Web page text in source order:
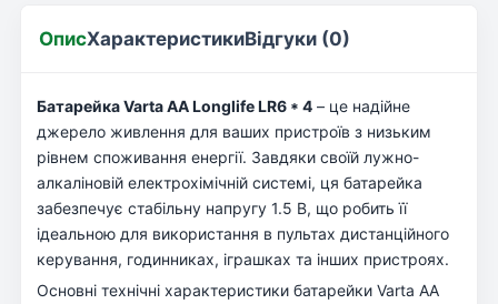
ОписХарактеристикиВідгуки (0)
Батарейка Varta AA Longlife LR6 * 4 – це надійне
джерело живлення для ваших пристроїв з низьким
рівнем споживання енергії. Завдяки своїй лужно-
алкаліновій електрохімічній системі, ця батарейка
забезпечує стабільну напругу 1.5 В, що робить її
ідеальною для використання в пультах дистанційного
керування, годинниках, іграшках та інших пристроях.
Основні технічні характеристики батарейки Varta AA